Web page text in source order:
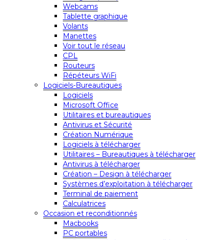
Webcams
Tablette graphique
Volants
Manettes
Voir tout le réseau
CPL
Routeurs
Répéteurs WiFi
Logiciels-Bureautiques
Logiciels
Microsoft Office
Utilitaires et bureautiques
Antivirus et Sécurité
Création Numérique
Logiciels à télécharger
Utilitaires – Bureautiques à télécharger
Antivirus à télécharger
Création – Design à télécharger
Systèmes d’exploitation à télécharger
Terminal de paiement
Calculatrices
Occasion et reconditionnés
Macbooks
PC portables